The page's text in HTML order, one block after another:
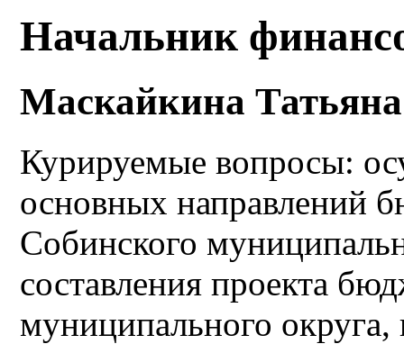
Начальник
Маскайкина
Курируемые вопросы:
основных направлений
Собинского
составления проекта
муниципального округа,